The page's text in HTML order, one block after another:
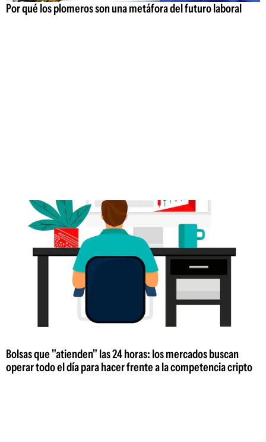
Por qué los plomeros son una metáfora del futuro laboral
Bolsas que "atienden" las 24 horas: los mercados buscan
operar todo el día para hacer frente a la competencia cripto